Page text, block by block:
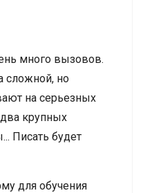
много вызовов.
сложной, но
на серьезных
два крупных
Писать будет
для обучения